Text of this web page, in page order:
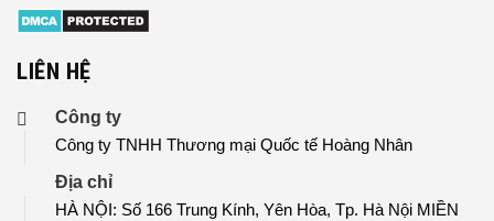
LIÊN HỆ
Công ty
Công ty TNHH Thương mại Quốc tế Hoàng Nhân
Địa chỉ
HÀ NỘI: Số 166 Trung Kính, Yên Hòa, Tp. Hà Nội MIỀN